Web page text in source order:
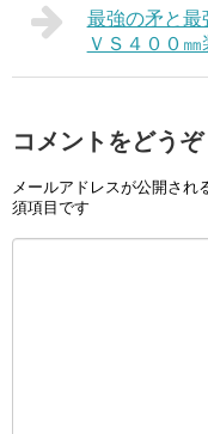
最強の矛と最
ＶＳ４００㎜
コメントをどうぞ
メールアドレスが公開され
須項目です